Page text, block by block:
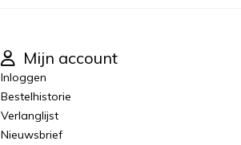
Mijn account
Inloggen
Bestelhistorie
Verlanglijst
Nieuwsbrief